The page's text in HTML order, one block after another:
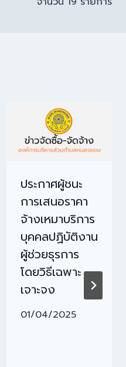
ประกาศผู้ชนะ
การเสนอราคา
จ้างเหมาบริการ
บุคคลปฏิบัติงาน
ผู้ช่วยธุรการ
โดยวิธีเฉพาะ
เจาะจง
01/04/2025